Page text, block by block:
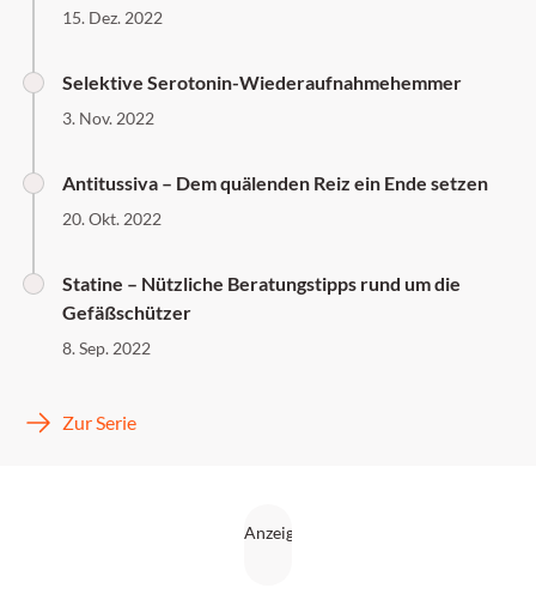
15. Dez. 2022
Selektive Serotonin-Wiederaufnahmehemmer
3. Nov. 2022
Antitussiva – Dem quälenden Reiz ein Ende setzen
20. Okt. 2022
Statine – Nützliche Beratungstipps rund um die
Gefäßschützer
8. Sep. 2022
Zur Serie